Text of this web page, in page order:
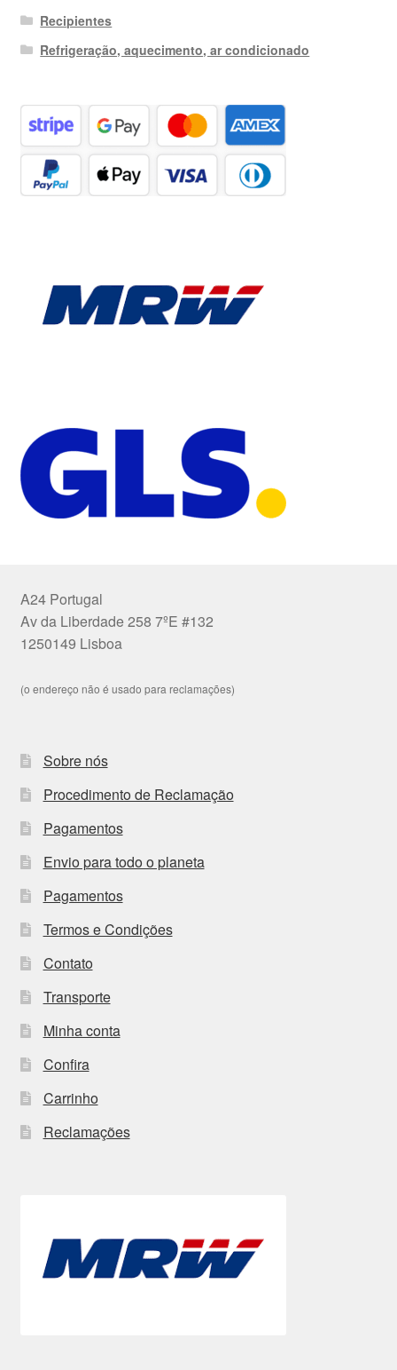
Recipientes
Refrigeração, aquecimento, ar condicionado
A24 Portugal
Av da Liberdade 258 7ºE #132
1250149 Lisboa
(o endereço não é usado para reclamações)
Sobre nós
Procedimento de Reclamação
Pagamentos
Envio para todo o planeta
Pagamentos
Termos e Condições
Contato
Transporte
Minha conta
Confira
Carrinho
Reclamações